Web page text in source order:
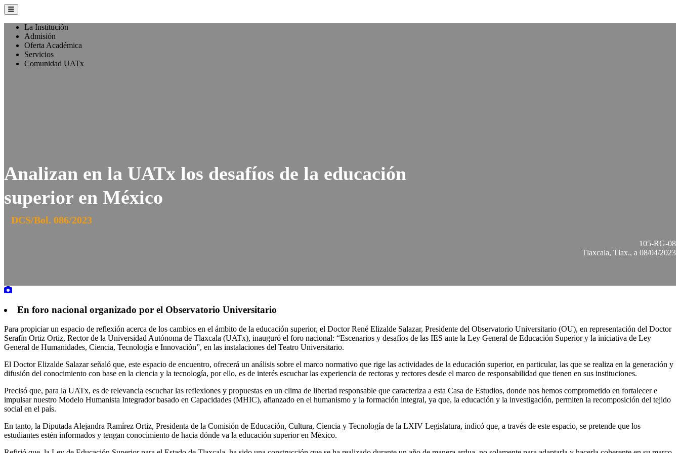
La Institución
Admisión
Oferta Académica
Servicios
Comunidad UATx
Analizan en la UATx los desafíos de la educación
superior en México
DCS/Bol. 086/2023
105-RG-08
Tlaxcala, Tlax., a 08/04/2023
En foro nacional organizado por el Observatorio Universitario
Para propiciar un espacio de reflexión acerca de los cambios en el ámbito de la educación superior, el Doctor René Elizalde Salazar, Presidente del Observatorio Universitario (OU), en representación del Doctor
Serafín Ortiz Ortiz, Rector de la Universidad Autónoma de Tlaxcala (UATx), inauguró el foro nacional: “Escenarios y desafíos de las IES ante la Ley General de Educación Superior y la iniciativa de Ley
General de Humanidades, Ciencia, Tecnología e Innovación”, en las instalaciones del Teatro Universitario.
El Doctor Elizalde Salazar señaló que, este espacio de encuentro, ofrecerá un análisis sobre el marco normativo que rige las actividades de la educación superior, en particular, las que se realiza en la generación y
difusión del conocimiento con base en la ciencia y la tecnología, por ello, es de interés escuchar las experiencia de rectoras y rectores desde el marco de responsabilidad que tienen en sus instituciones.
Precisó que, para la UATx, es de relevancia escuchar las reflexiones y propuestas en un clima de libertad responsable que caracteriza a esta Casa de Estudios, donde nos hemos comprometido en fortalecer e
impulsar nuestro Modelo Humanista Integrador basado en Capacidades (MHIC), afianzado en el humanismo y la formación integral, ya que, la educación y la investigación, permiten la recomposición del tejido
social en el país.
En tanto, la Diputada Alejandra Ramírez Ortiz, Presidenta de la Comisión de Educación, Cultura, Ciencia y Tecnología de la LXIV Legislatura, indicó que, a través de este espacio, se pretende que los
estudiantes estén informados y tengan conocimiento de hacia dónde va la educación superior en México.